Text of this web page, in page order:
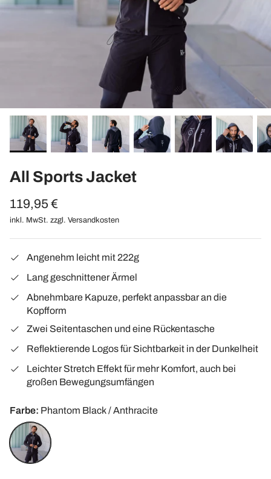
All Sports Jacket
119,95 €
inkl. MwSt. zzgl. Versandkosten
Angenehm leicht mit 222g
Lang geschnittener Ärmel
Abnehmbare Kapuze, perfekt anpassbar an die
Kopfform
Zwei Seitentaschen und eine Rückentasche
Reflektierende Logos für Sichtbarkeit in der Dunkelheit
Leichter Stretch Effekt für mehr Komfort, auch bei
großen Bewegungsumfängen
Farbe Phantom Black / Anthracite
Phantom
Black